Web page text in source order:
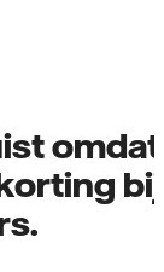
omdat
bij